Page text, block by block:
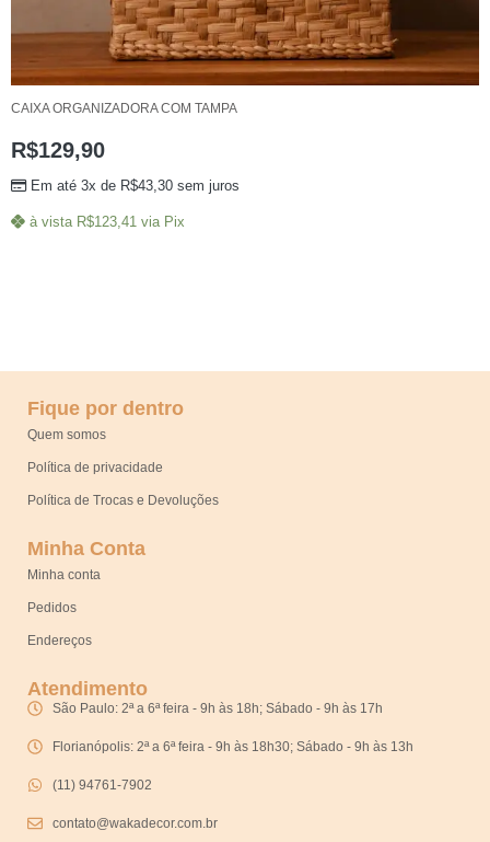
CAIXA ORGANIZADORA COM TAMPA
R$129,90
Em até 3x de R$43,30 sem juros
à vista R$123,41 via Pix
Fique por dentro
Quem somos
Política de privacidade
Política de Trocas e Devoluções
Minha Conta
Minha conta
Pedidos
Endereços
Atendimento
São Paulo: 2ª a 6ª feira - 9h às 18h; Sábado - 9h às 17h
Florianópolis: 2ª a 6ª feira - 9h às 18h30; Sábado - 9h às 13h
(11) 94761-7902
contato@wakadecor.com.br